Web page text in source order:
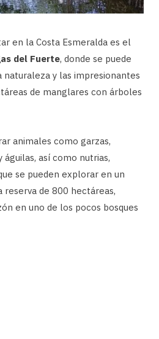
en la Costa Esmeralda es el
del Fuerte, donde se puede
naturaleza y las impresionantes
de manglares con árboles
animales como garzas,
así como nutrias,
se pueden explorar en un
reserva de 800 hectáreas,
en uno de los pocos bosques